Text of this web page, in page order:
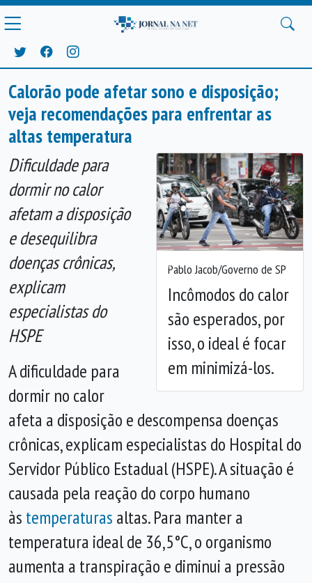
Calorão pode afetar sono e disposição;
veja recomendações para enfrentar as
altas temperatura
Pablo Jacob/Governo de SP
Incômodos do calor
são esperados, por
isso, o ideal é focar
em minimizá-los.
Dificuldade para
dormir no calor
afetam a disposição
e desequilibra
doenças crônicas,
explicam
especialistas do
HSPE
A dificuldade para
dormir no calor
afeta a disposição e descompensa doenças
crônicas, explicam especialistas do Hospital do
Servidor Público Estadual (HSPE). A situação é
causada pela reação do corpo humano
às temperaturas altas. Para manter a
temperatura ideal de 36,5°C, o organismo
aumenta a transpiração e diminui a pressão